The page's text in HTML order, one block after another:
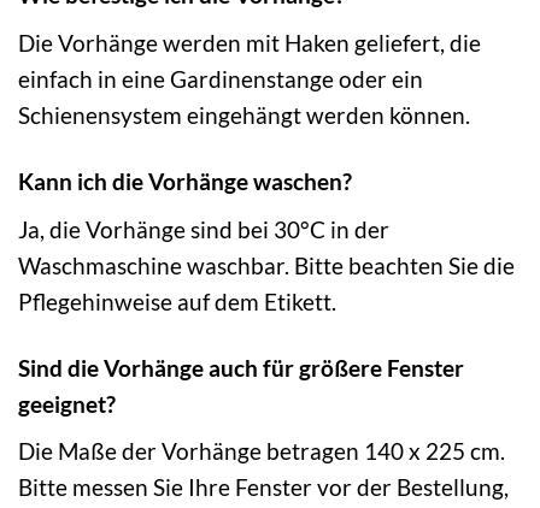
Die Vorhänge werden mit Haken geliefert, die
einfach in eine Gardinenstange oder ein
Schienensystem eingehängt werden können.
Kann ich die Vorhänge waschen?
Ja, die Vorhänge sind bei 30°C in der
Waschmaschine waschbar. Bitte beachten Sie die
Pflegehinweise auf dem Etikett.
Sind die Vorhänge auch für größere Fenster
geeignet?
Die Maße der Vorhänge betragen 140 x 225 cm.
Bitte messen Sie Ihre Fenster vor der Bestellung,